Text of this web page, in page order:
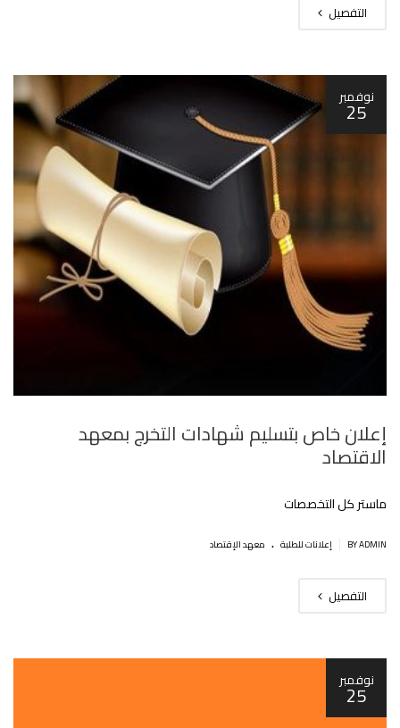
التفصيل
نوفمبر
25
إعلان خاص بتسليم شهادات التخرج بمعهد
الاقتصاد
ماستر كل التخصصات
BY ADMIN إعلانات للطلبة . معهد الإقتصاد
التفصيل
نوفمبر
25